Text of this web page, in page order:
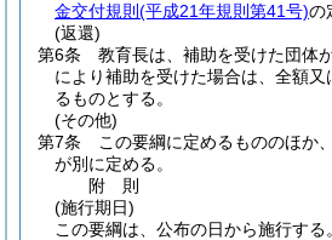
金交付規則 (平成21年規則第41号)の
(返還)
第6条
教育長は、補助を受けた団体
により補助を受けた場合は、全額
るものとする。
(その他)
第7条
この要綱に定めるもののほか
が別に定める。
附 則
(施行期日)
この要綱は、公布の日から施行する。